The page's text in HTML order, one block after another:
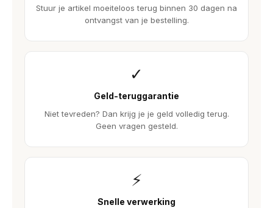
Stuur je artikel moeiteloos terug binnen 30 dagen na
ontvangst van je bestelling.
✓
Geld-teruggarantie
Niet tevreden? Dan krijg je je geld volledig terug.
Geen vragen gesteld.
⚡
Snelle verwerking